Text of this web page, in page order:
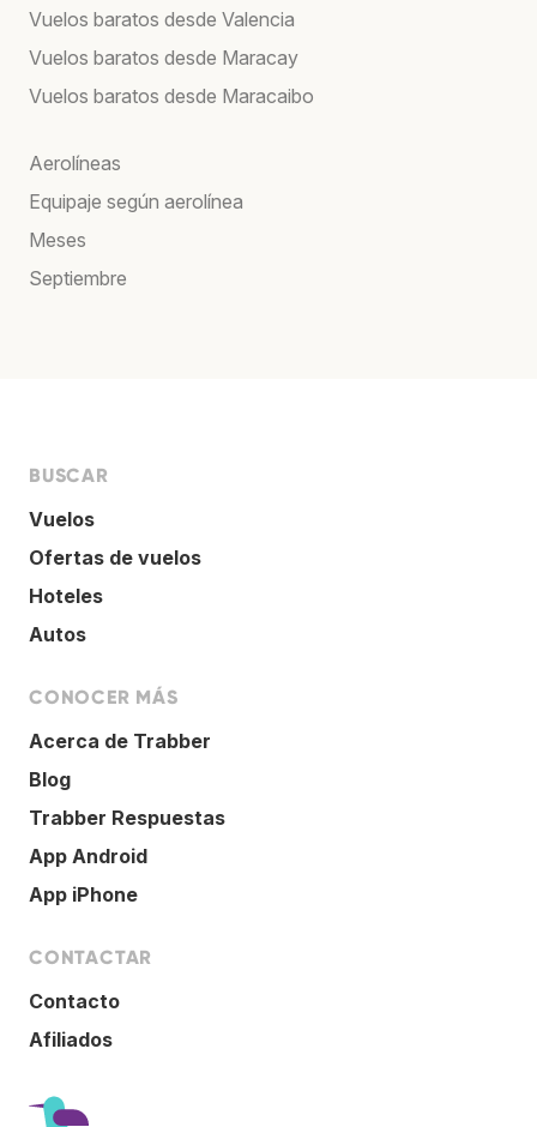
Vuelos baratos desde Valencia
Vuelos baratos desde Maracay
Vuelos baratos desde Maracaibo
Aerolíneas
Equipaje según aerolínea
Meses
Septiembre
BUSCAR
Vuelos
Ofertas de vuelos
Hoteles
Autos
CONOCER MÁS
Acerca de Trabber
Blog
Trabber Respuestas
App Android
App iPhone
CONTACTAR
Contacto
Afiliados